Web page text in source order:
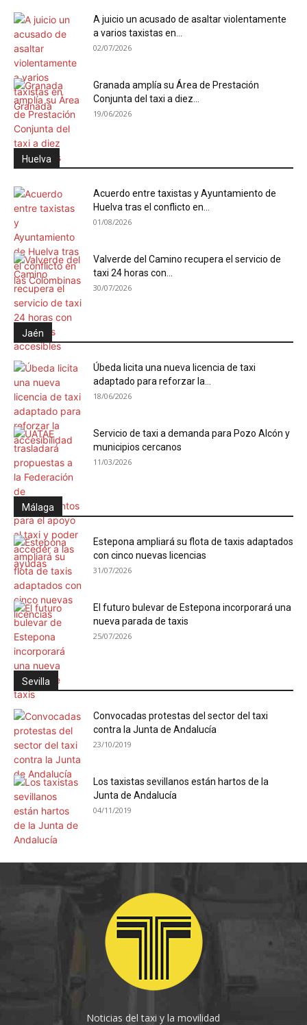
A juicio un acusado de asaltar violentamente
a varios taxistas en...
02/07/2026
Granada amplía su Área de Prestación
Conjunta del taxi a diez...
19/06/2026
Huelva
Acuerdo entre taxistas y Ayuntamiento de
Huelva tras el conflicto en...
01/08/2026
Valverde del Camino recupera el servicio de
taxi 24 horas con...
30/07/2026
Jaén
Úbeda licita una nueva licencia de taxi
adaptado para reforzar la...
18/06/2026
Servicio de taxi a demanda para Pozo Alcón y
municipios cercanos
11/03/2026
Málaga
Estepona ampliará su flota de taxis adaptados
con cinco nuevas licencias
31/07/2026
El futuro bulevar de Estepona incorporará una
nueva parada de taxis
25/07/2026
Sevilla
Convocadas protestas del sector del taxi
contra la Junta de Andalucía
23/10/2019
Los taxistas sevillanos están hartos de la
Junta de Andalucía
04/11/2019
Noticias del taxi y la movilidad